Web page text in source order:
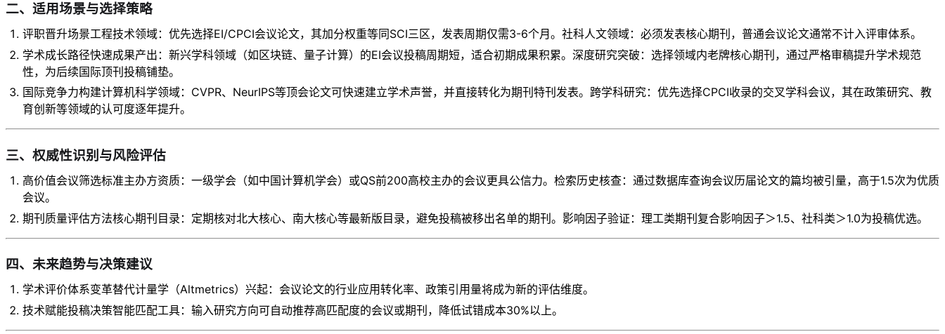
​二、适用场景与选择策略​
​​评职晋升场景​​工程技术领域：优先选择EI/CPCI会议论文，其加分权重等同SCI三区，发表周期仅需3-6个月。社科人文领域：必须发表核心期刊，普通会议论文通常不计入评审体系。
​​学术成长路径​​快速成果产出：新兴学科领域（如区块链、量子计算）的EI会议投稿周期短，适合初期成果积累。深度研究突破：选择领域内老牌核心期刊，通过严格审稿提升学术规范
性，为后续国际顶刊投稿铺垫。
​​国际竞争力构建​​计算机科学领域：CVPR、NeurIPS等顶会论文可快速建立学术声誉，并直接转化为期刊特刊发表。跨学科研究：优先选择CPCI收录的交叉学科会议，其在政策研究、教
育创新等领域的认可度逐年提升。
​三、权威性识别与风险评估​
​​高价值会议筛选标准​​主办方资质：一级学会（如中国计算机学会）或QS前200高校主办的会议更具公信力。检索历史核查：通过数据库查询会议历届论文的篇均被引量，高于1.5次为优质
会议。
​​期刊质量评估方法​​核心期刊目录：定期核对北大核心、南大核心等最新版目录，避免投稿被移出名单的期刊。影响因子验证：理工类期刊复合影响因子＞1.5、社科类＞1.0为投稿优选。
四、未来趋势与决策建议​
​​学术评价体系变革​​替代计量学（Altmetrics）兴起：会议论文的行业应用转化率、政策引用量将成为新的评估维度。
​​技术赋能投稿决策​​智能匹配工具：输入研究方向可自动推荐高匹配度的会议或期刊，降低试错成本30%以上。